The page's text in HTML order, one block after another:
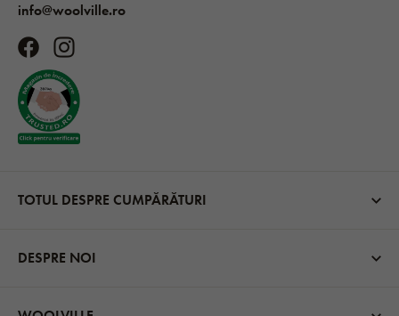
info@woolville.ro
TOTUL DESPRE CUMPĂRĂTURI
DESPRE NOI